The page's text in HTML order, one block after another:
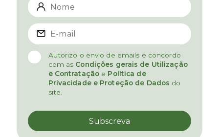
Autorizo o envio de emails e concordo
com as Condições gerais de Utilização
e Contratação e Política de
Privacidade e Proteção de Dados do
site.